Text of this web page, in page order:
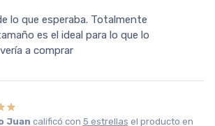
lo que esperaba. Totalmente
es el ideal para lo que lo
a comprar
Juan calificó con 5 estrellas el producto en